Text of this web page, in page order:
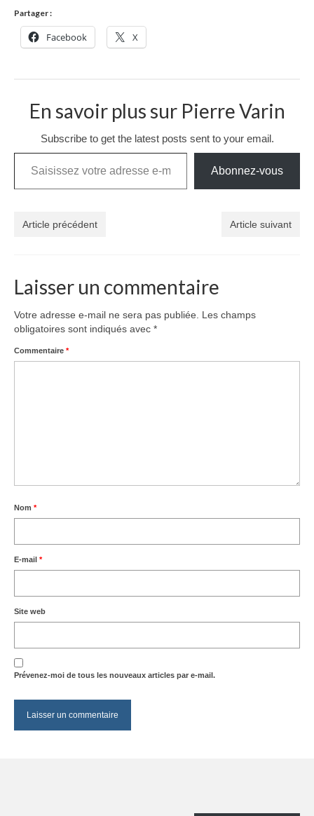
Partager :
Facebook X
En savoir plus sur Pierre Varin
Subscribe to get the latest posts sent to your email.
Saisissez votre adresse e-mail…
Abonnez-vous
Article précédent Article suivant
Laisser un commentaire
Votre adresse e-mail ne sera pas publiée.
Les champs
obligatoires sont indiqués avec *
Commentaire *
Nom *
E-mail *
Site web
Prévenez-moi de tous les nouveaux articles par e-mail.